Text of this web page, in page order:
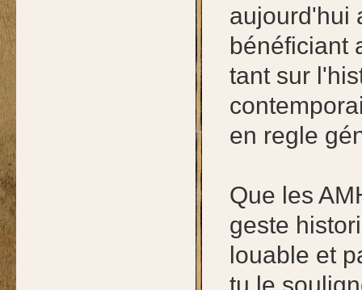
aujourd'hui
bénéficiant
tant sur
en regle
Que les
geste
louable et